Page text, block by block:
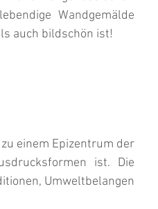
Wandgemälde
auch bildschön ist!
einem Epizentrum der
ist. Die
Umweltbelangen